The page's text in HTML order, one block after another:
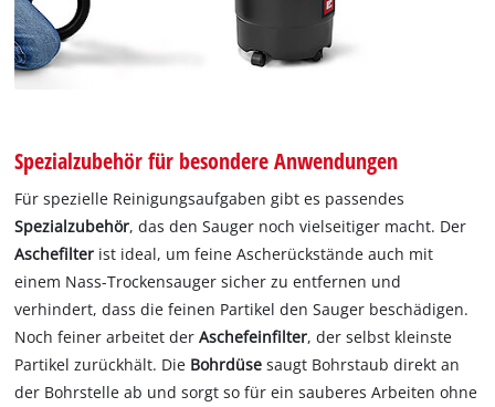
Spezialzubehör für besondere Anwendungen
Für spezielle Reinigungsaufgaben gibt es passendes
Spezialzubehör, das den Sauger noch vielseitiger macht. Der
Aschefilter ist ideal, um feine Ascherückstände auch mit
einem Nass-Trockensauger sicher zu entfernen und
verhindert, dass die feinen Partikel den Sauger beschädigen.
Noch feiner arbeitet derAschefeinfilter, der selbst kleinste
Partikel zurückhält. Die Bohrdüse saugt Bohrstaub direkt an
der Bohrstelle ab und sorgt so für ein sauberes Arbeiten ohne